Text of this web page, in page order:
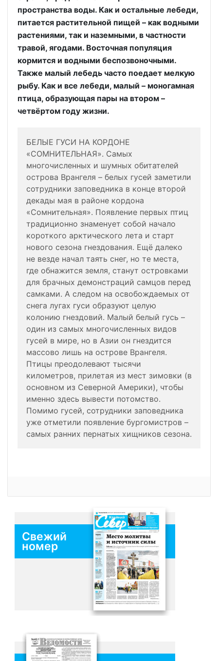
пространства воды. Как и остальные лебеди,
питается растительной пищей – как водными
растениями, так и наземными, в частности
травой, ягодами. Восточная популяция
кормится и водными беспозвоночными.
Также малый лебедь часто поедает мелкую
рыбу. Как и все лебеди, малый – моногамная
птица, образующая пары на втором –
четвёртом году жизни.
БЕЛЫЕ ГУСИ НА КОРДОНЕ
«СОМНИТЕЛЬНАЯ». Самых
многочисленных и шумных обитателей
острова Врангеля – белых гусей заметили
сотрудники заповедника в конце второй
декады мая в районе кордона
«Сомнительная». Появление первых птиц
традиционно знаменует собой начало
короткого арктического лета и старт
нового сезона гнездования. Ещё далеко
не везде начал таять снег, но те места,
где обнажится земля, станут островками
для брачных демонстраций самцов перед
самками. А следом на освобождаемых от
снега лугах гуси образуют целую
колонию гнездовий. Малый белый гусь –
один из самых многочисленных видов
гусей в мире, но в Азии он гнездится
массово лишь на острове Врангеля.
Птицы преодолевают тысячи
километров, прилетая из мест зимовки (в
основном из Северной Америки), чтобы
именно здесь вывести потомство.
Помимо гусей, сотрудники заповедника
уже отметили появление бургомистров –
самых ранних пернатых хищников сезона.
Свежий
номер